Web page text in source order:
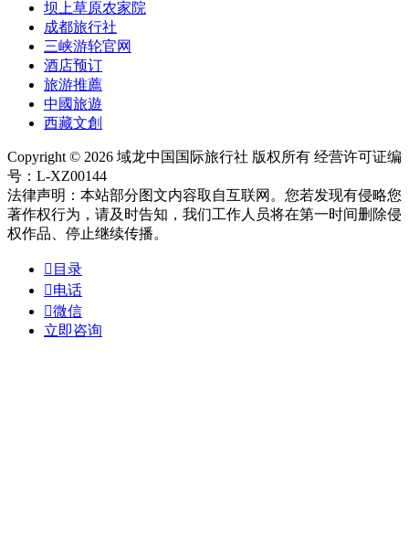
坝上草原农家院
成都旅行社
三峡游轮官网
酒店预订
旅游推薦
中國旅遊
西藏文創
Copyright © 2026 域龙中国国际旅行社 版权所有 经营许可证编
号：L-XZ00144
法律声明：本站部分图文内容取自互联网。您若发现有侵略您
著作权行为，请及时告知，我们工作人员将在第一时间删除侵
权作品、停止继续传播。
 目录
电话
微信
立即咨询